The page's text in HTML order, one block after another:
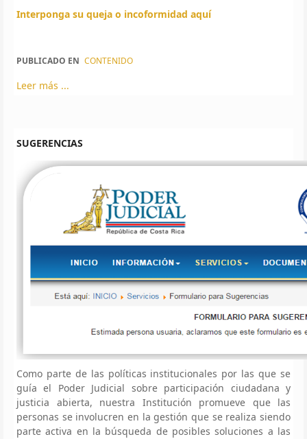
Interponga su queja o incoformidad aquí
PUBLICADO EN CONTENIDO
Leer más ...
SUGERENCIAS
Como parte de las políticas institucionales por las que se
guía el Poder Judicial sobre participación ciudadana y
justicia abierta, nuestra Institución promueve que las
personas se involucren en la gestión que se realiza siendo
parte activa en la búsqueda de posibles soluciones a las